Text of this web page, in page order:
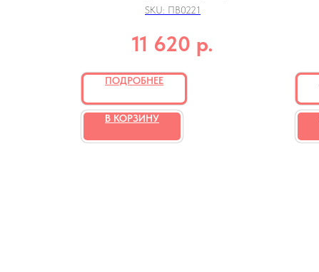
SKU: ПВ0221
11 620 р.
ПОДРОБНЕЕ
В КОРЗИНУ